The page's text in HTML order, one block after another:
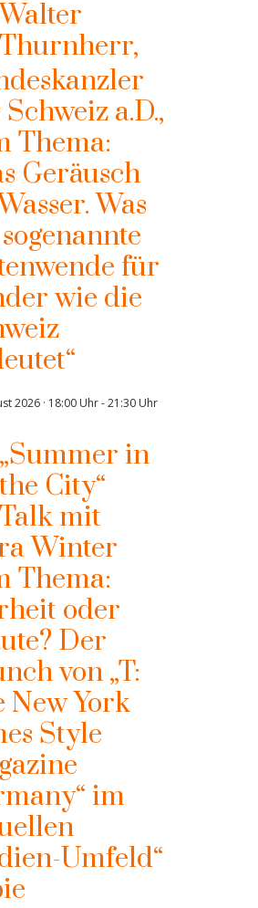
Thurnherr,
a.D.,
Thema:
Geräusch
Was
für
wie die
2026 · 18:00 Uhr-21:30 Uhr
„Summer in
the City“
Talk mit
Winter
Thema:
oder
Der
von „T:
New York
Style
im
Umfeld“